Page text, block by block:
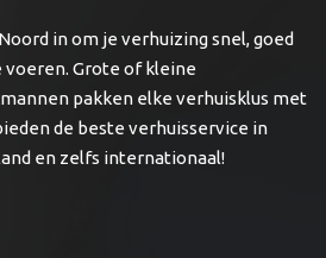
in om je verhuizing snel, goed
Grote of kleine
pakken elke verhuisklus met
de beste verhuisservice in
en zelfs internationaal!